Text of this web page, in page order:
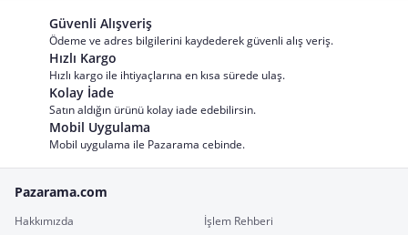
Güvenli Alışveriş
Ödeme ve adres bilgilerini kaydederek güvenli alış veriş.
Hızlı Kargo
Hızlı kargo ile ihtiyaçlarına en kısa sürede ulaş.
Kolay İade
Satın aldığın ürünü kolay iade edebilirsin.
Mobil Uygulama
Mobil uygulama ile Pazarama cebinde.
Pazarama.com
Hakkımızda
İşlem Rehberi